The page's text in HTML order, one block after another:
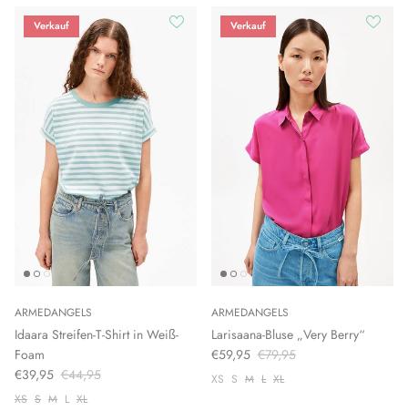
Verkauf
ARMEDANGELS
Idaara Streifen-T-Shirt in Weiß-
Foam
€39,95 €44,95
XS S M L XL
Verkauf
ARMEDANGELS
Larisaana-Bluse „Very Berry“
€59,95 €79,95
XS S M L XL